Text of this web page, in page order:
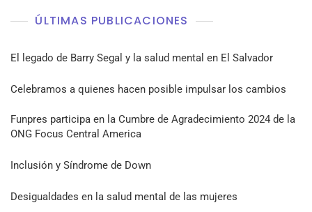
ÚLTIMAS PUBLICACIONES
El legado de Barry Segal y la salud mental en El Salvador
Celebramos a quienes hacen posible impulsar los cambios
Funpres participa en la Cumbre de Agradecimiento 2024 de la
ONG Focus Central America
Inclusión y Síndrome de Down
Desigualdades en la salud mental de las mujeres